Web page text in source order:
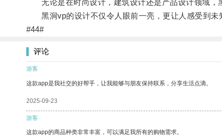
无论是在时尚设计，建筑设计还是产品设计领域，
黑洞vp的设计不仅令人眼前一亮，更让人感受到未
#44#
评论
游客
这款app是我社交的好帮手，让我能够与朋友保持联系，分享生活点滴。
2025-09-23
游客
这款app的商品种类非常丰富，可以满足我所有的购物需求。